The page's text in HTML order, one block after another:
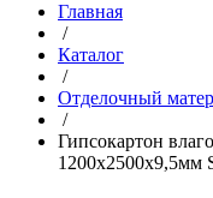
Главная
/
Каталог
/
Отделочный
/
Гипсокартон
1200х2500х9,5мм